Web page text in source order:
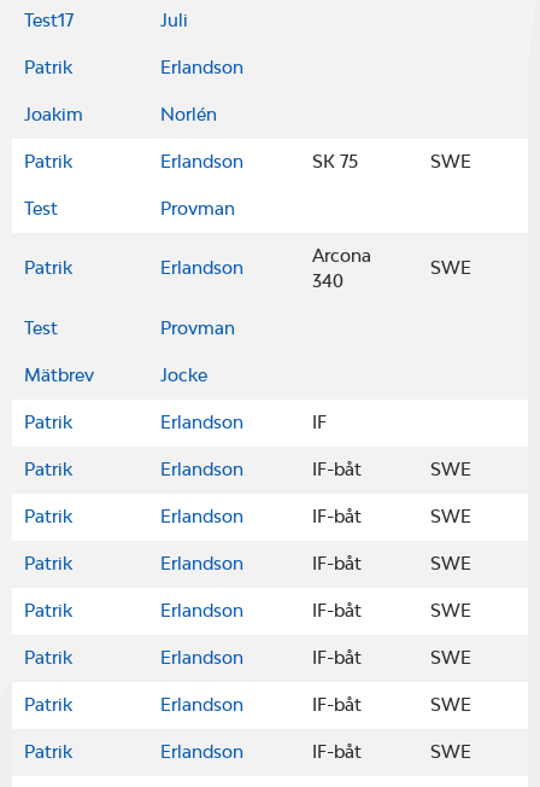
Test17 Juli
Patrik Erlandson
Joakim Norlén
Patrik Erlandson SK 75 SWE
Test Provman
Patrik Erlandson
Arcona
340
SWE
Test Provman
Mätbrev Jocke
Patrik Erlandson IF
Patrik Erlandson IF-båt SWE
Patrik Erlandson IF-båt SWE
Patrik Erlandson IF-båt SWE
Patrik Erlandson IF-båt SWE
Patrik Erlandson IF-båt SWE
Patrik Erlandson IF-båt SWE
Patrik Erlandson IF-båt SWE